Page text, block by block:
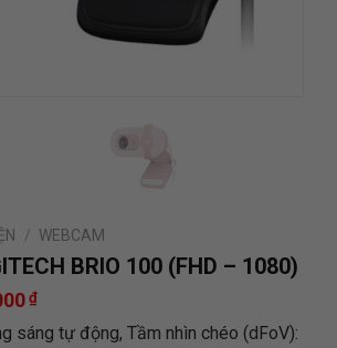
/ WEBCAM
BRIO 100 (FHD – 1080)
₫Giá
tại
sáng tự động, Tầm nhìn chéo (dFoV):